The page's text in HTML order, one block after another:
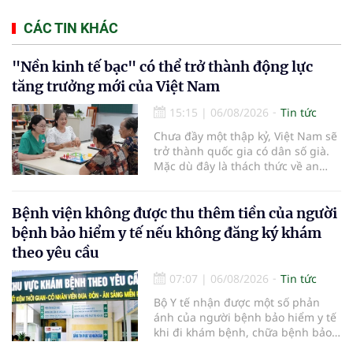
CÁC TIN KHÁC
"Nền kinh tế bạc" có thể trở thành động lực
tăng trưởng mới của Việt Nam
15:15 | 06/08/2026
Tin tức
Chưa đầy một thập kỷ, Việt Nam sẽ
trở thành quốc gia có dân số già.
Mặc dù đây là thách thức về an
có giá trị hàng tỷ USD.
Bệnh viện không được thu thêm tiền của người
bệnh bảo hiểm y tế nếu không đăng ký khám
theo yêu cầu
07:07 | 06/08/2026
Tin tức
Bộ Y tế nhận được một số phản
ánh của người bệnh bảo hiểm y tế
khi đi khám bệnh, chữa bệnh bảo